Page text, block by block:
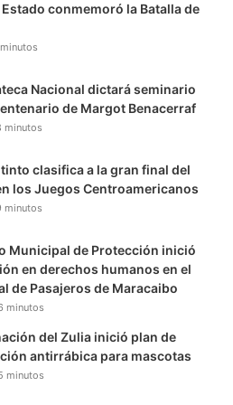
e
r
m
a
conmemoró la Batalla de
Nacional dictará seminario
de Margot Benacerraf
minutos
clasifica a la gran final del
los Juegos Centroamericanos
minutos
Municipal de Protección inició
en derechos humanos en el
de Pasajeros de Maracaibo
minutos
del Zulia inició plan de
antirrábica para mascotas
minutos